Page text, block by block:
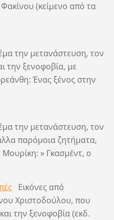
(κείμενο από τα
την μετανάστευση, τον
την ξενοφοβία, με
Ένας ξένος στην
την μετανάστευση, τον
παρόμοια ζητήματα,
» Γκασμέντ, ο
Εικόνες από
Χριστοδούλου, που
την ξενοφοβία (εκδ.